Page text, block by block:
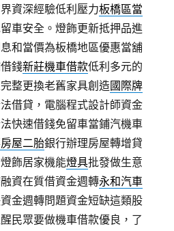
資深經驗低利壓力板橋區當
車安全。燈飾更新抵押品進
和當價為板橋地區優惠當舖
錢新莊機車借款低利多元的
整更換老舊家具創造國際牌
借貸，電腦程式設計師資金
快速借錢免留車當鋪汽機車
屋二胎銀行辦理房屋轉增貸
飾居家機能燈具批發做生意
資在質借資金週轉永和汽車
金週轉問題資金短缺這類股
民眾要做機車借款優良，了